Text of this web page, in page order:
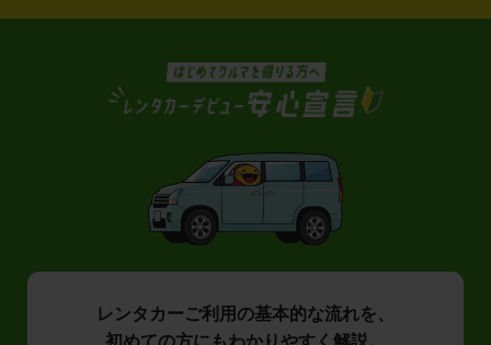
レンタカーご利用の基本的な流れを、
初めての方にもわかりやすく解説。